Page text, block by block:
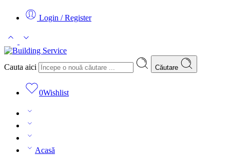
Login / Register
Cauta aici Căutare
0Wishlist
Acasă